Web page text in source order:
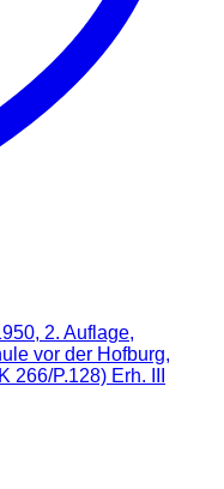
2. Auflage,
vor der Hofburg,
P.128) Erh. III